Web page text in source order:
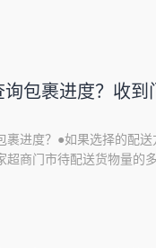
时，卖家可以向虾皮购物
包裹进度？收到
裹进度？●如果选择的配
超商门市待配送货物量的
→《运送资讯》→《查看